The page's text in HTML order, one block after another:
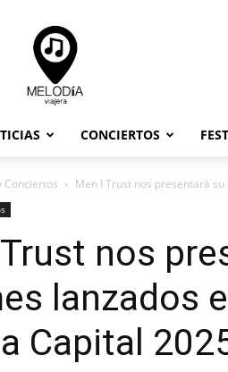
Melodia
Viajera
CONCIERTOS
Conciertos Men I Trust nos presentará
nos
lanzados
Capital